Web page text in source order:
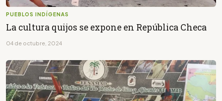
PUEBLOS INDÍGENAS
La cultura quijos se expone en República Checa
04 de octubre, 2024